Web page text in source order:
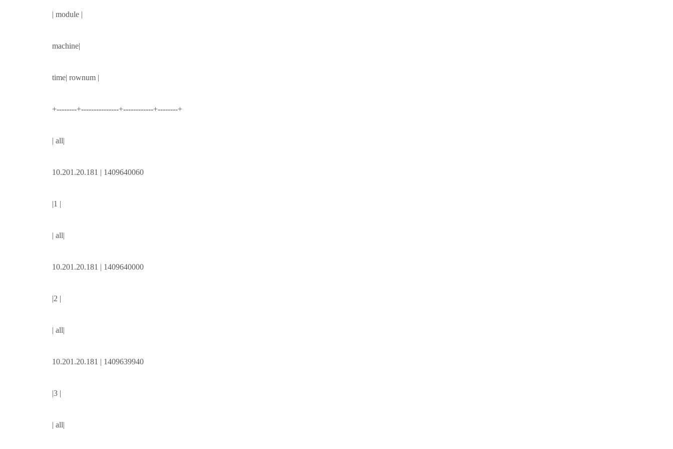
| module |
machine|
time| rownum |
+--------+---------------+------------+--------+
| all|
10.201.20.181 | 1409640060
|1 |
| all|
10.201.20.181 | 1409640000
|2 |
| all|
10.201.20.181 | 1409639940
|3 |
| all|